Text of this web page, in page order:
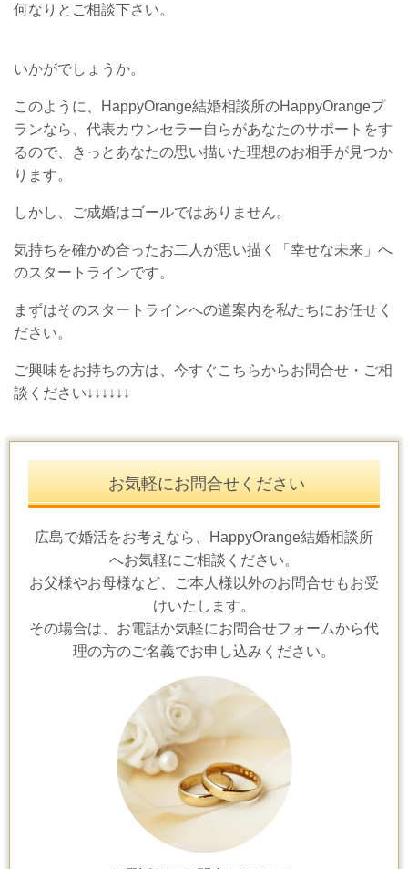
何なりとご相談下さい。
いかがでしょうか。
このように、HappyOrange結婚相談所のHappyOrangeプ
ランなら、代表カウンセラー自らがあなたのサポートをす
るので、きっとあなたの思い描いた理想のお相手が見つか
ります。
しかし、ご成婚はゴールではありません。
気持ちを確かめ合ったお二人が思い描く「幸せな未来」へ
のスタートラインです。
まずはそのスタートラインへの道案内を私たちにお任せく
ださい。
ご興味をお持ちの方は、今すぐこちらからお問合せ・ご相
談ください↓↓↓↓↓↓
お気軽にお問合せください
広島で婚活をお考えなら、HappyOrange結婚相談所
へお気軽にご相談ください。
お父様やお母様など、ご本人様以外のお問合せもお受
けいたします。
その場合は、お電話か気軽にお問合せフォームから代
理の方のご名義でお申し込みください。